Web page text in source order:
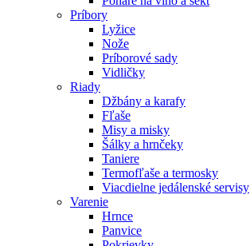
Príbory
Lyžice
Nože
Príborové sady
Vidličky
Riady
Džbány a karafy
Fľaše
Misy a misky
Šálky a hrnčeky
Taniere
Termofľaše a termosky
Viacdielne jedálenské servisy
Varenie
Hrnce
Panvice